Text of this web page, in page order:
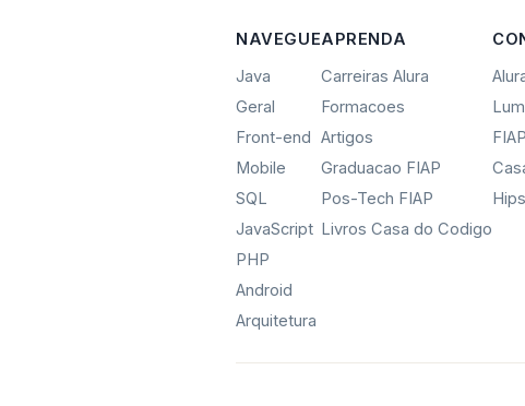
NAVEGUE
Java
Geral
Front-end
Mobile
SQL
JavaScript
PHP
Android
Arquitetura
APRENDA
Carreiras Alura
Formacoes
Artigos
Graduacao FIAP
Pos-Tech FIAP
Livros Casa do Codigo
FIAP